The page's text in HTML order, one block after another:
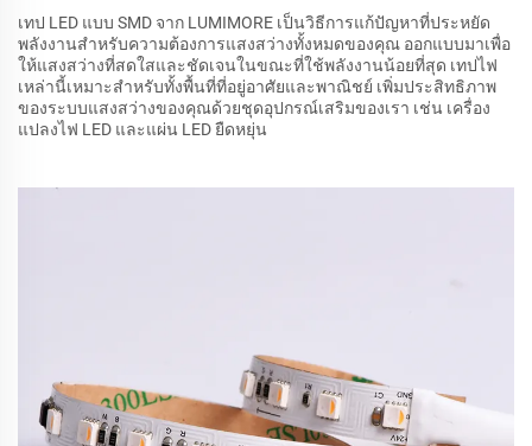
เทป LED แบบ SMD จาก LUMIMORE เป็นวิธีการแก้ปัญหาที่ประหยัด
พลังงานสำหรับความต้องการแสงสว่างทั้งหมดของคุณ ออกแบบมาเพื่อ
ให้แสงสว่างที่สดใสและชัดเจนในขณะที่ใช้พลังงานน้อยที่สุด เทปไฟ
เหล่านี้เหมาะสำหรับทั้งพื้นที่ที่อยู่อาศัยและพาณิชย์ เพิ่มประสิทธิภาพ
ของระบบแสงสว่างของคุณด้วยชุดอุปกรณ์เสริมของเรา เช่น เครื่อง
แปลงไฟ LED และแผ่น LED ยืดหยุ่น